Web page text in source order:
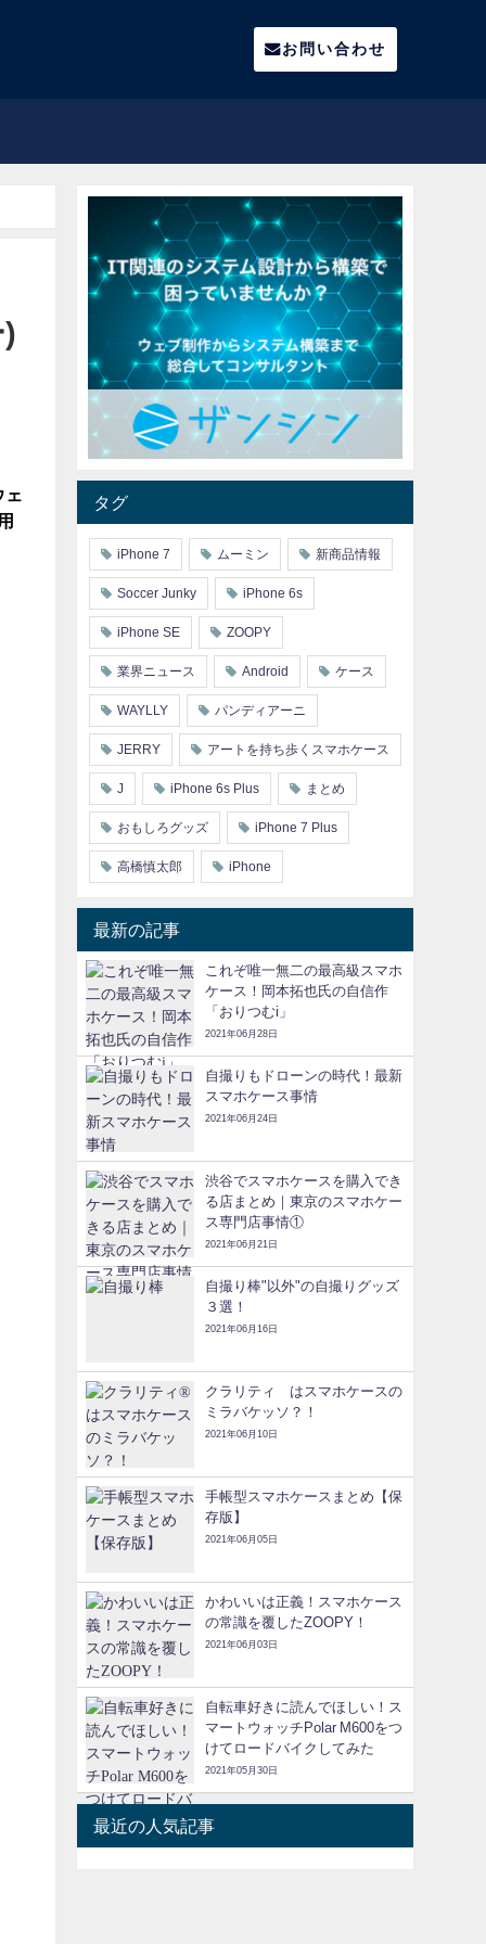
お問い合わせ
ェ
タグ
iPhone 7 ムーミン 新商品情報
Soccer Junky iPhone 6s
iPhone SE ZOOPY
業界ニュース Android ケース
WAYLLY パンディアーニ
JERRY アートを持ち歩くスマホケース
J iPhone 6s Plus まとめ
おもしろグッズ iPhone 7 Plus
高橋慎太郎 iPhone
最新の記事
これぞ唯一無二の最高級スマホ
ケース！岡本拓也氏の自信作
「おりつむi」
2021年06月28日
自撮りもドローンの時代！最新
スマホケース事情
2021年06月24日
渋谷でスマホケースを購入でき
る店まとめ｜東京のスマホケー
ス専門店事情①
2021年06月21日
自撮り棒"以外"の自撮りグッズ
３選！
2021年06月16日
クラリティ®はスマホケースの
ミラバケッソ？！
2021年06月10日
手帳型スマホケースまとめ【保
存版】
2021年06月05日
かわいいは正義！スマホケース
の常識を覆したZOOPY！
2021年06月03日
自転車好きに読んでほしい！ス
マートウォッチPolar M600をつ
けてロードバイクしてみた
2021年05月30日
最近の人気記事